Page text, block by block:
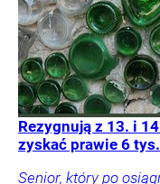
Rezygnują z 13. i
zyskać prawie 6 tys.
Senior, który po